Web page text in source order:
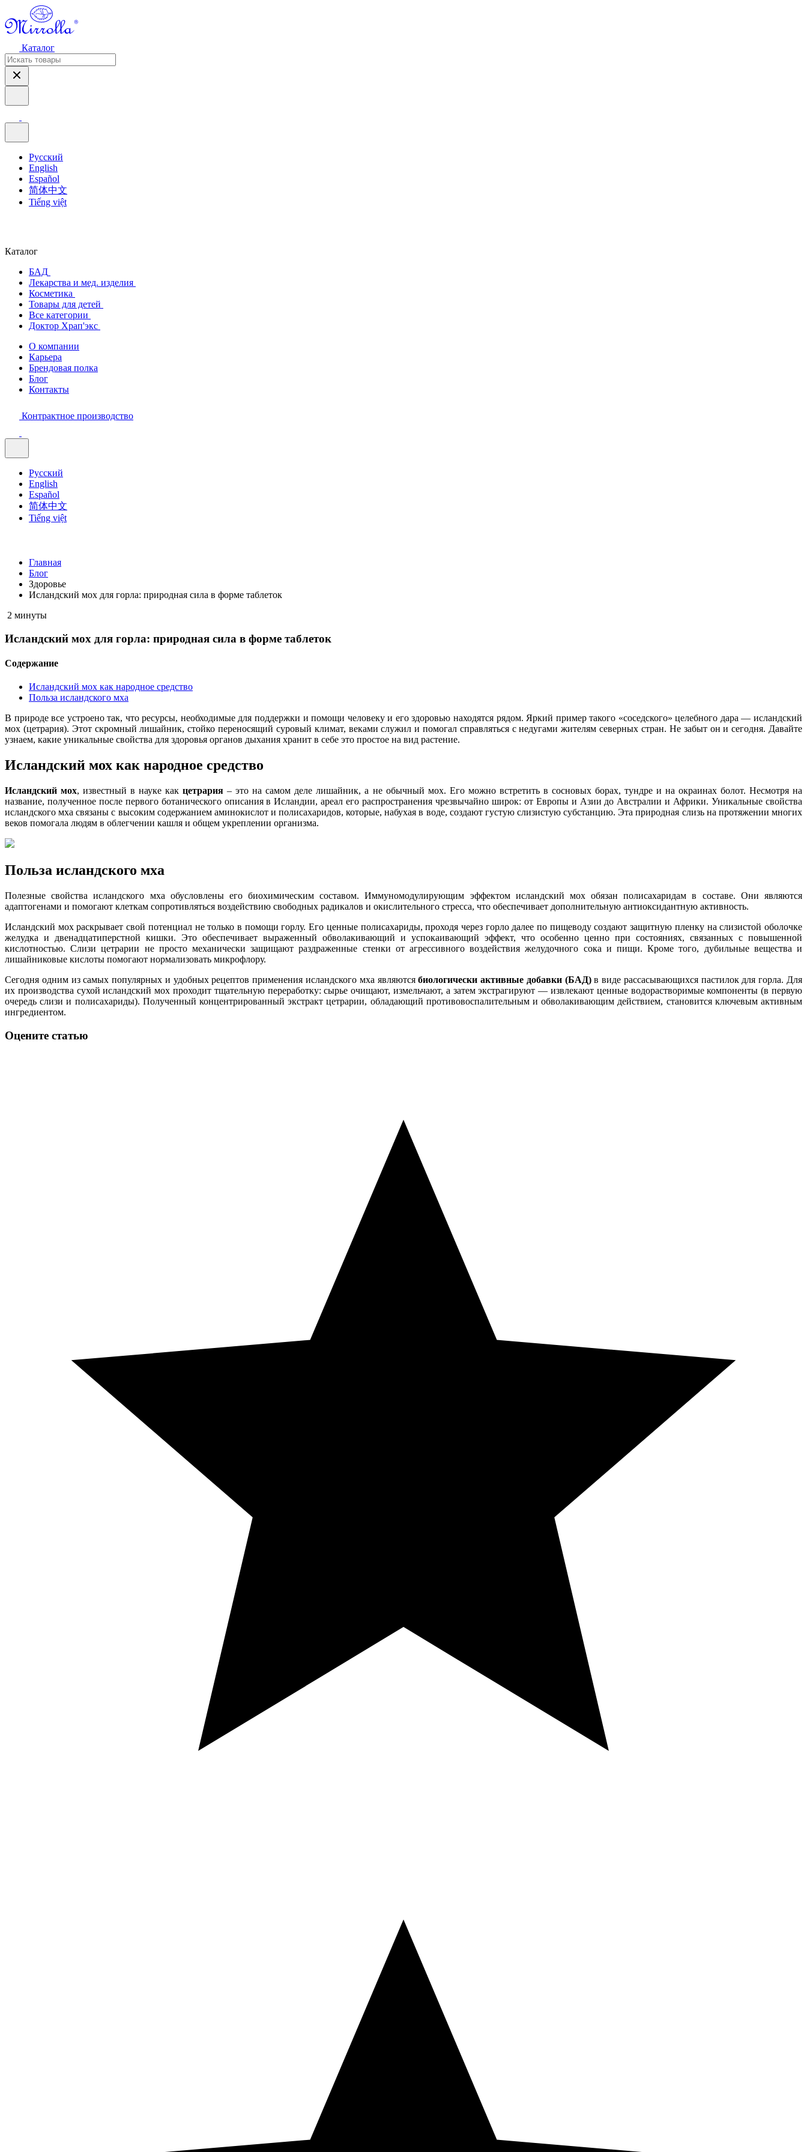
Каталог
Русский
English
Español
简体中文
Tiếng việt
Каталог
БАД
Лекарства и мед. изделия
Косметика
Товары для детей
Все категории
Доктор Храп'экс
О компании
Карьера
Брендовая полка
Блог
Контакты
Контрактное производство
Русский
English
Español
简体中文
Tiếng việt
Главная
Блог
Здоровье
Исландский мох для горла: природная сила в форме таблеток
2 минуты
Исландский мох для горла: природная сила в форме таблеток
Содержание
Исландский мох как народное средство
Польза исландского мха
В природе все устроено так, что ресурсы, необходимые для поддержки и помощи человеку и его здоровью находятся рядом. Яркий пример такого «соседского» целебного дара — исландский
мох (цетрария). Этот скромный лишайник, стойко переносящий суровый климат, веками служил и помогал справляться с недугами жителям северных стран. Не забыт он и сегодня. Давайте
узнаем, какие уникальные свойства для здоровья органов дыхания хранит в себе это простое на вид растение.
Исландский мох как народное средство
Исландский мох, известный в науке какцетрария – это на самом деле лишайник, а не обычный мох. Его можно встретить в сосновых борах, тундре и на окраинах болот. Несмотря на
название, полученное после первого ботанического описания в Исландии, ареал его распространения чрезвычайно широк: от Европы и Азии до Австралии и Африки. Уникальные свойства
исландского мха связаны с высоким содержанием аминокислот и полисахаридов, которые, набухая в воде, создают густую слизистую субстанцию. Эта природная слизь на протяжении многих
веков помогала людям в облегчении кашля и общем укреплении организма.
Польза исландского мха
Полезные свойства исландского мха обусловлены его биохимическим составом. Иммуномодулирующим эффектом исландский мох обязан полисахаридам в составе. Они являются
адаптогенами и помогают клеткам сопротивляться воздействию свободных радикалов и окислительного стресса, что обеспечивает дополнительную антиоксидантную активность.
Исландский мох раскрывает свой потенциал не только в помощи горлу. Его ценные полисахариды, проходя через горло далее по пищеводу создают защитную пленку на слизистой оболочке
желудка и двенадцатиперстной кишки. Это обеспечивает выраженный обволакивающий и успокаивающий эффект, что особенно ценно при состояниях, связанных с повышенной
кислотностью. Слизи цетрарии не просто механически защищают раздраженные стенки от агрессивного воздействия желудочного сока и пищи. Кроме того, дубильные вещества и
лишайниковые кислоты помогают нормализовать микрофлору.
Сегодня одним из самых популярных и удобных рецептов применения исландского мха являютсябиологически активные добавки (БАД)в виде рассасывающихся пастилок для горла. Для
их производства сухой исландский мох проходит тщательную переработку: сырье очищают, измельчают, а затем экстрагируют — извлекают ценные водорастворимые компоненты (в первую
очередь слизи и полисахариды). Полученный концентрированный экстракт цетрарии, обладающий противовоспалительным и обволакивающим действием, становится ключевым активным
ингредиентом.
Оцените статью